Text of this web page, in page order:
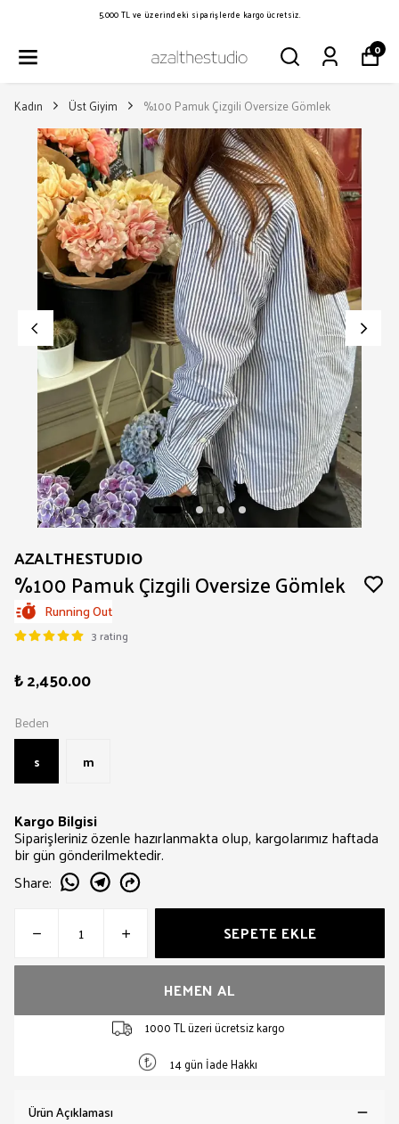
5.000 TL ve üzerindeki siparişlerde kargo ücretsiz.
0
Kadın Üst Giyim %100 Pamuk Çizgili Oversize Gömlek
AZALTHESTUDIO
%100 Pamuk Çizgili Oversize Gömlek
Running Out
3 rating
₺ 2,450.00
Beden
s
m
Kargo Bilgisi
Siparişleriniz özenle hazırlanmakta olup, kargolarımız haftada
bir gün gönderilmektedir.
Share:
SEPETE EKLE
HEMEN AL
1000 TL üzeri ücretsiz kargo
14 gün İade Hakkı
Ürün Açıklaması